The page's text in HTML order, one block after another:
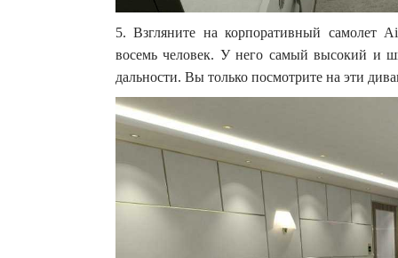
5. Взгляните на корпоративный самолет
восемь человек. У него самый высокий и
дальности. Вы только посмотрите на эти